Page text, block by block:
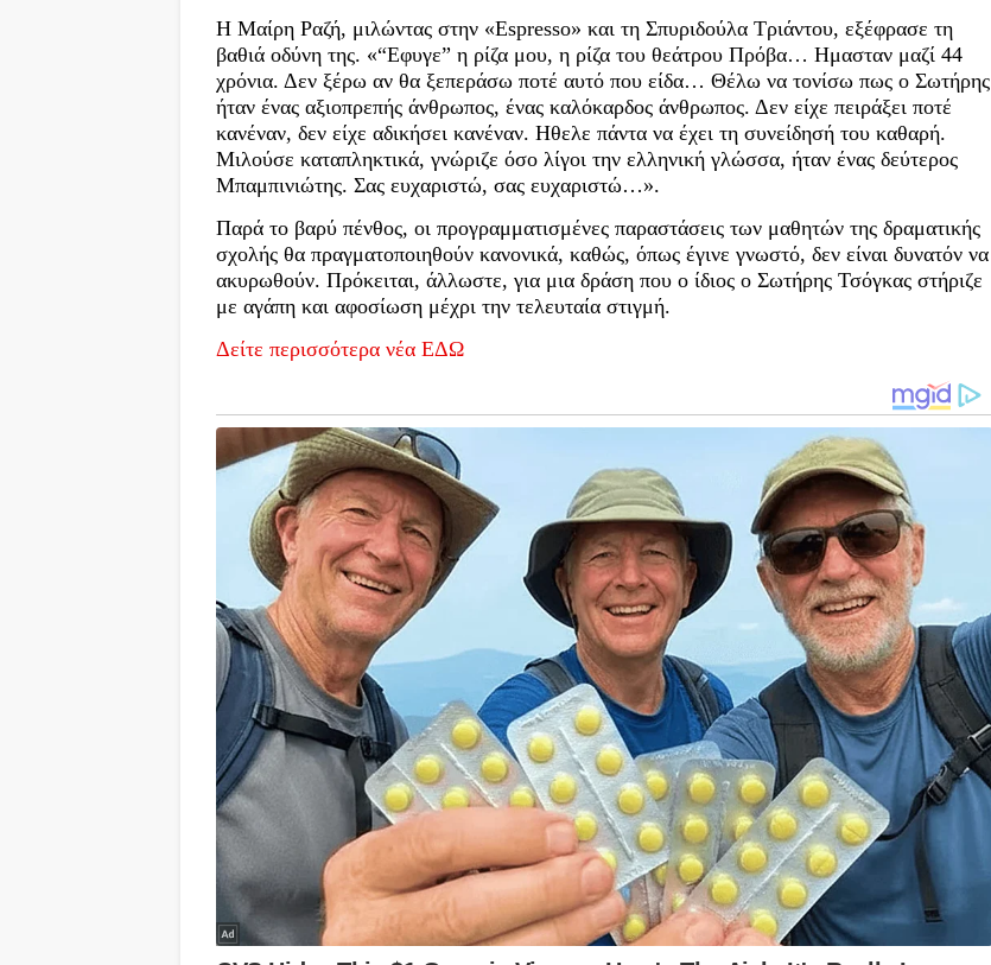
Η Μαίρη Ραζή, μιλώντας στην «Espresso» και τη Σπυριδούλα Τριάντου, εξέφρασε τη
βαθιά οδύνη της. «“Εφυγε” η ρίζα μου, η ρίζα του θεάτρου Πρόβα… Ημασταν μαζί 44
χρόνια. Δεν ξέρω αν θα ξεπεράσω ποτέ αυτό που είδα… Θέλω να τονίσω πως ο Σωτήρης
ήταν ένας αξιοπρεπής άνθρωπος, ένας καλόκαρδος άνθρωπος. Δεν είχε πειράξει ποτέ
κανέναν, δεν είχε αδικήσει κανέναν. Ηθελε πάντα να έχει τη συνείδησή του καθαρή.
Μιλούσε καταπληκτικά, γνώριζε όσο λίγοι την ελληνική γλώσσα, ήταν ένας δεύτερος
Μπαμπινιώτης. Σας ευχαριστώ, σας ευχαριστώ…».
Παρά το βαρύ πένθος, οι προγραμματισμένες παραστάσεις των μαθητών της δραματικής
σχολής θα πραγματοποιηθούν κανονικά, καθώς, όπως έγινε γνωστό, δεν είναι δυνατόν να
ακυρωθούν. Πρόκειται, άλλωστε, για μια δράση που ο ίδιος ο Σωτήρης Τσόγκας στήριζε
με αγάπη και αφοσίωση μέχρι την τελευταία στιγμή.
Δείτε περισσότερα νέα ΕΔΩ